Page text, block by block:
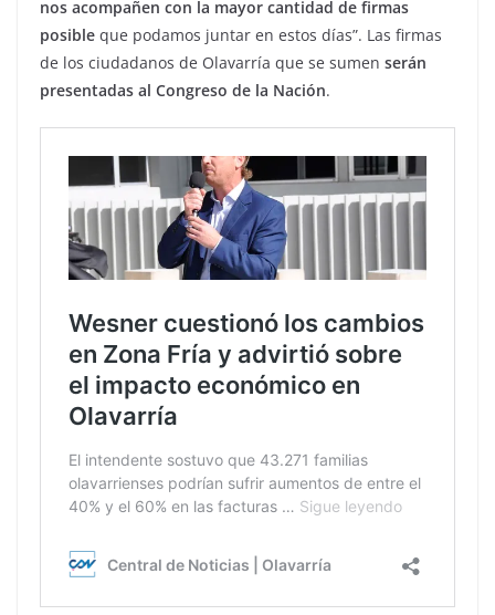
nos acompañen con la mayor cantidad de firmas
posible que podamos juntar en estos días”. Las firmas
de los ciudadanos de Olavarría que se sumen serán
presentadas al Congreso de la Nación.